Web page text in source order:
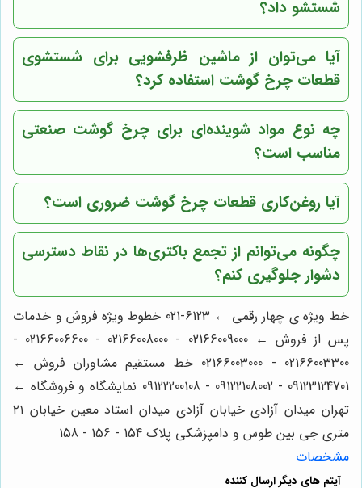
شستشو داد؟
آیا می‌توان از ماشین ظرفشویی برای شستشوی
قطعات چرخ گوشت استفاده کرد؟
چه نوع مواد شوینده‌ای برای چرخ گوشت صنعتی
مناسب است؟
آیا روغن‌کاری قطعات چرخ گوشت ضروری است؟
چگونه می‌توانم از تجمع باکتری‌ها در نقاط دسترسی
دشوار جلوگیری کنم؟
خط ویژه ی چهار رقمی ← 6123-021 خطوط ویژه فروش و خدمات
پس از فروش ← 02166009000 - 02166008000 - 02166006600 -
02166003300 - 02166003000 خط مستقیم مشاوران فروش ←
09123124701 - 09122108002 - 09122200108 نمایشگاه و فروشگاه ←
تهران میدان آزادی خیابان آزادی میدان استاد معین خیابان ۲۱
متری جی بین طوس و دامپزشکی پلاک 154 - 156 - 158
مشخصات